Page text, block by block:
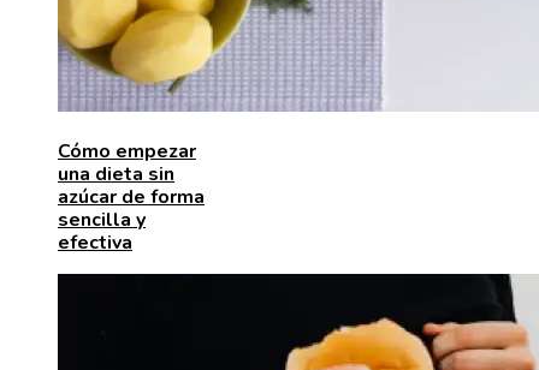
Cómo empezar
una dieta sin
azúcar de forma
sencilla y
efectiva